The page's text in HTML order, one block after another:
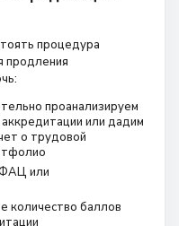
процедура
продления
проанализируем
или дадим
о трудовой
или
количество баллов